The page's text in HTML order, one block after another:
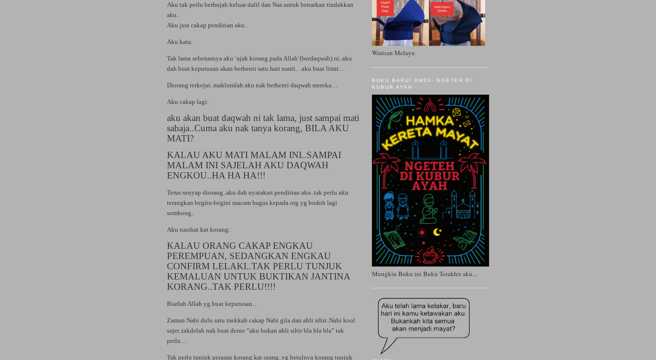
Aku tak perlu berhujah keluar dalil dan Nas untuk benarkan tindakkan
aku..
Aku just cakap pendirian aku..
Aku kata:
Tak lama sebenarnya aku ‘ajak korang pada Allah’(berdaqwah) ni..aku
dah buat keputusan akan berhenti satu hari nanti…aku buat limit…
Diorang terkejut..maklumlah aku nak berhenti daqwah mereka…
Aku cakap lagi:
aku akan buat daqwah ni tak lama, just sampai mati
sahaja..Cuma aku nak tanya korang, BILA AKU
MATI?
KALAU AKU MATI MALAM INI..SAMPAI
MALAM INI SAJELAH AKU DAQWAH
ENGKOU..HA HA HA!!!
Terus senyap diorang..aku dah nyatakan pendirian aku..tak perlu aku
terangkan begitu-begini macam bagus kepada org yg bodoh lagi
sombong..
Aku nasihat kat korang:
KALAU ORANG CAKAP ENGKAU
PEREMPUAN, SEDANGKAN ENGKAU
CONFIRM LELAKI..TAK PERLU TUNJUK
KEMALUAN UNTUK BUKTIKAN JANTINA
KORANG..TAK PERLU!!!!
Biarlah Allah yg buat keputusan…
Zaman Nabi dulu satu mekkah cakap Nabi gila dan ahli sihir..Nabi kool
sajer..takdelah nak buat demo “aku bukan ahli sihir bla bla bla” tak
perlu…
Tak perlu tunjuk perasan korang kat orang..yg betulnya korang tunjuk
Warisan Melayu
BUKU BARU! RM20- NGETEH DI
KUBUR AYAH
Mungkin Buku ini Buku Terakhir aku...